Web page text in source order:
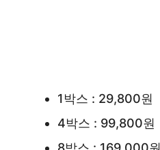
1박스 : 29,800원
4박스 : 99,800원